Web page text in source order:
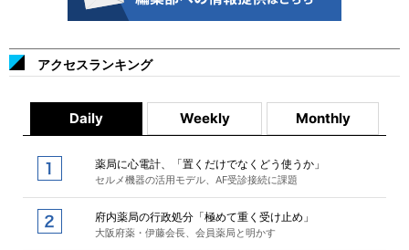
アクセスランキング
Daily Weekly Monthly
薬局に心電計、「置くだけでなくどう使うか」
セルメ機器の活用モデル、AF受診接続に課題
府内薬局の行政処分「極めて重く受け止め」
大阪府薬・伊藤会長、会員薬局と明かす